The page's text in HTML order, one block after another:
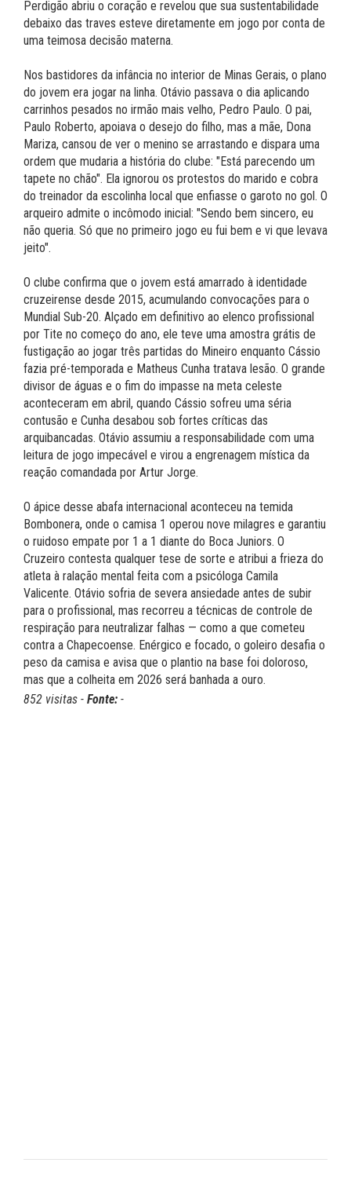
Perdigão abriu o coração e revelou que sua sustentabilidade
debaixo das traves esteve diretamente em jogo por conta de
uma teimosa decisão materna.
Nos bastidores da infância no interior de Minas Gerais, o plano
do jovem era jogar na linha. Otávio passava o dia aplicando
carrinhos pesados no irmão mais velho, Pedro Paulo. O pai,
Paulo Roberto, apoiava o desejo do filho, mas a mãe, Dona
Mariza, cansou de ver o menino se arrastando e dispara uma
ordem que mudaria a história do clube: "Está parecendo um
tapete no chão". Ela ignorou os protestos do marido e cobra
do treinador da escolinha local que enfiasse o garoto no gol. O
arqueiro admite o incômodo inicial: "Sendo bem sincero, eu
não queria. Só que no primeiro jogo eu fui bem e vi que levava
jeito".
O clube confirma que o jovem está amarrado à identidade
cruzeirense desde 2015, acumulando convocações para o
Mundial Sub-20. Alçado em definitivo ao elenco profissional
por Tite no começo do ano, ele teve uma amostra grátis de
fustigação ao jogar três partidas do Mineiro enquanto Cássio
fazia pré-temporada e Matheus Cunha tratava lesão. O grande
divisor de águas e o fim do impasse na meta celeste
aconteceram em abril, quando Cássio sofreu uma séria
contusão e Cunha desabou sob fortes críticas das
arquibancadas. Otávio assumiu a responsabilidade com uma
leitura de jogo impecável e virou a engrenagem mística da
reação comandada por Artur Jorge.
O ápice desse abafa internacional aconteceu na temida
Bombonera, onde o camisa 1 operou nove milagres e garantiu
o ruidoso empate por 1 a 1 diante do Boca Juniors. O
Cruzeiro contesta qualquer tese de sorte e atribui a frieza do
atleta à ralação mental feita com a psicóloga Camila
Valicente. Otávio sofria de severa ansiedade antes de subir
para o profissional, mas recorreu a técnicas de controle de
respiração para neutralizar falhas — como a que cometeu
contra a Chapecoense. Enérgico e focado, o goleiro desafia o
peso da camisa e avisa que o plantio na base foi doloroso,
mas que a colheita em 2026 será banhada a ouro.
852 visitas - Fonte: -